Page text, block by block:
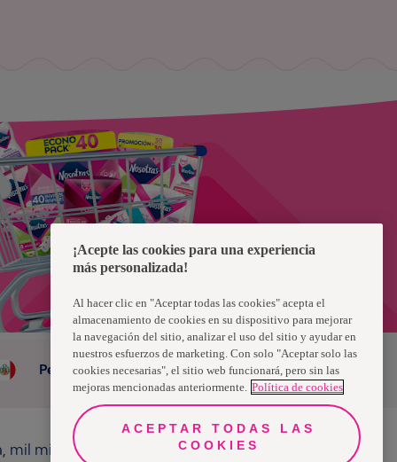
Peru
millones de personas, en todo el mundo,
¡Acepte las cookies para una experiencia
más personalizada!
Al hacer clic en "Aceptar todas las cookies" acepta el
almacenamiento de cookies en su dispositivo para mejorar
la navegación del sitio, analizar el uso del sitio y ayudar en
nuestros esfuerzos de marketing. Con solo "Aceptar solo las
cookies necesarias", el sitio web funcionará, pero sin las
mejoras mencionadas anteriormente. Política de cookies
ACEPTAR TODAS LAS
COOKIES